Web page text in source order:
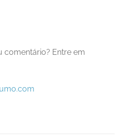
comentário? Entre em